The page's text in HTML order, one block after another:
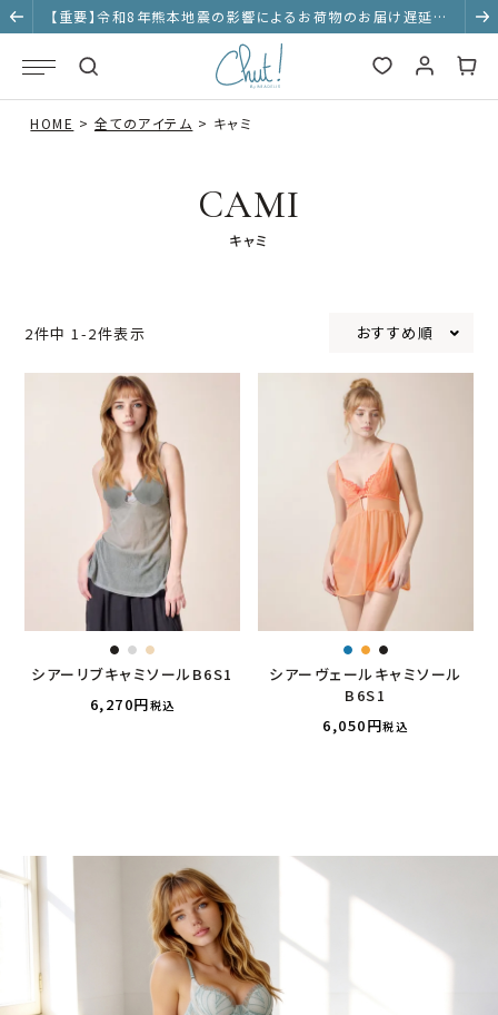
【重要】令和8年熊本地震の影響によるお荷物のお届け遅延に
ついて
HOME 全てのアイテム キャミ
CAMI
キャミ
おすすめ順
2件中 1 -2件表示
シアーリブキャミソールB6S1
6,270
税込
シアーヴェールキャミソール
B6S1
6,050
税込